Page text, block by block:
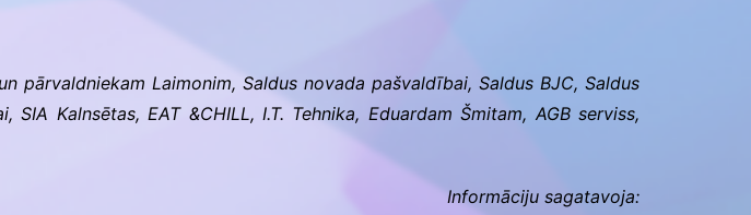
pārvaldniekam Laimonim, Saldus novada pašvaldībai, Saldus BJC, Saldus
Kalnsētas, EAT &CHILL, I.T. Tehnika, Eduardam Šmitam, AGB serviss,
Informāciju sagatavoja: